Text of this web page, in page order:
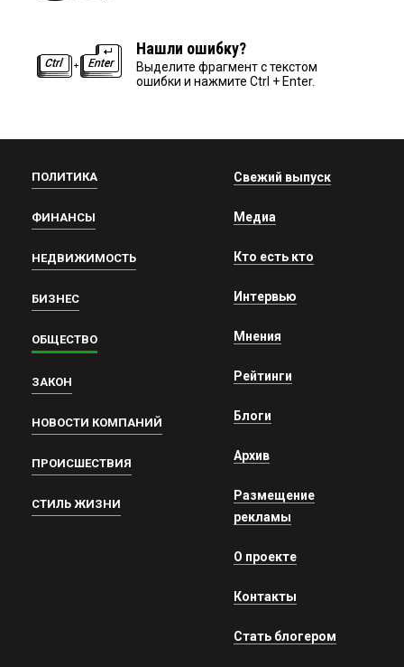
Нашли ошибку?
Выделите фрагмент с текстом
ошибки и нажмите Ctrl + Enter.
ПОЛИТИКА
ФИНАНСЫ
НЕДВИЖИМОСТЬ
БИЗНЕС
ОБЩЕСТВО
ЗАКОН
НОВОСТИ КОМПАНИЙ
ПРОИСШЕСТВИЯ
СТИЛЬ ЖИЗНИ
Свежий выпуск
Медиа
Кто есть кто
Интервью
Мнения
Рейтинги
Блоги
Архив
Размещение
рекламы
О проекте
Контакты
Стать блогером